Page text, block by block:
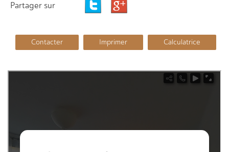
Partager sur
Contacter Imprimer Calculatrice